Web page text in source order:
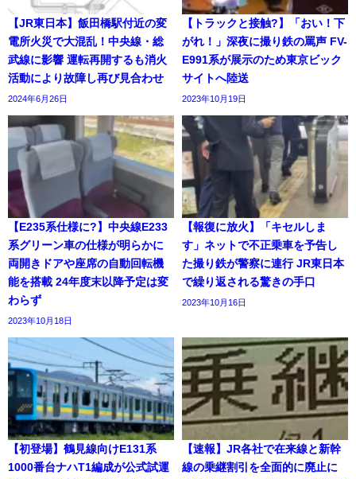
【JR東日本】飯田橋駅付近の変
電所火災で大混乱！中央線・総
武線に影響 運転再開するも消火
活動により故障し再び見合わせ
2024年6月26日
【トラックと接触?】「おい！下
がれ！」深夜に撮り鉄の罵声 FV-
E991系が展示のため東京ビック
サイトへ陸送
2023年10月19日
【E235系仕様に?】中央線E233
系グリーン車の仕様が明らかに
両開きドアや座席の自動回転機
能を搭載 24年度末以降予定は変
わらず
2023年10月18日
【報復に放火】「キセルしま
す」ネットで不正乗車を予告し
た撮り鉄が警察に連行 JR東日本
で繰り返される驚きの手口
2023年10月16日
【初登場】鶴見線向けE131系
1000番台ナハT1編成が公式試運
【速報】JR各社で在来線と新幹
線の乗継割引を全面的に廃止に